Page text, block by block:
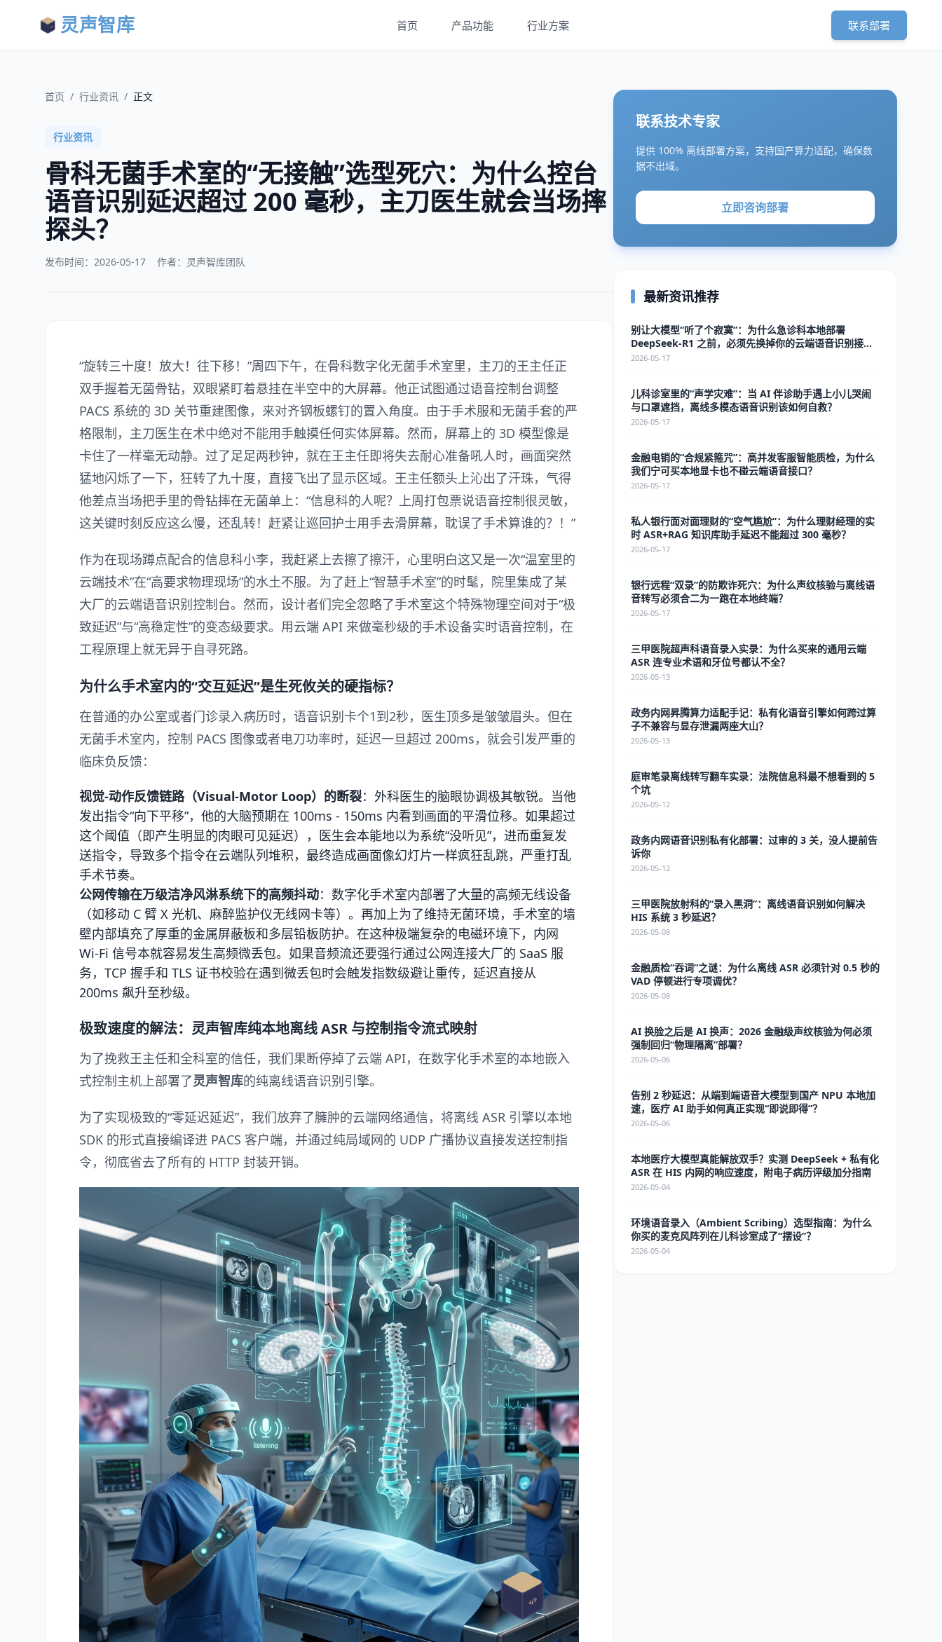
灵声智库 首页 产品功能 行业方案 联系部署
首页 / 行业资讯 / 正文
行业资讯
骨科无菌手术室的“无接触”选型死穴：为什么控台
语音识别延迟超过 200 毫秒，主刀医生就会当场摔
探头？
发布时间： 2026-05-17 作者：灵声智库团队
“旋转三十度！放大！往下移！”周四下午，在骨科数字化无菌手术室里，主刀的王主任正
双手握着无菌骨钻，双眼紧盯着悬挂在半空中的大屏幕。他正试图通过语音控制台调整
PACS 系统的 3D 关节重建图像，来对齐钢板螺钉的置入角度。由于手术服和无菌手套的严
格限制，主刀医生在术中绝对不能用手触摸任何实体屏幕。然而，屏幕上的 3D 模型像是
卡住了一样毫无动静。过了足足两秒钟，就在王主任即将失去耐心准备吼人时，画面突然
猛地闪烁了一下，狂转了九十度，直接飞出了显示区域。王主任额头上沁出了汗珠，气得
他差点当场把手里的骨钻摔在无菌单上：“信息科的人呢？上周打包票说语音控制很灵敏，
这关键时刻反应这么慢，还乱转！赶紧让巡回护士用手去滑屏幕，耽误了手术算谁的？！”
作为在现场蹲点配合的信息科小李，我赶紧上去擦了擦汗，心里明白这又是一次“温室里的
云端技术”在“高要求物理现场”的水土不服。为了赶上“智慧手术室”的时髦，院里集成了某
大厂的云端语音识别控制台。然而，设计者们完全忽略了手术室这个特殊物理空间对于“极
致延迟”与“高稳定性”的变态级要求。用云端 API 来做毫秒级的手术设备实时语音控制，在
工程原理上就无异于自寻死路。
为什么手术室内的“交互延迟”是生死攸关的硬指标？
在普通的办公室或者门诊录入病历时，语音识别卡个1到2秒，医生顶多是皱皱眉头。但在
无菌手术室内，控制 PACS 图像或者电刀功率时，延迟一旦超过 200ms，就会引发严重的
临床负反馈：
视觉-动作反馈链路（Visual-Motor Loop）的断裂：外科医生的脑眼协调极其敏锐。当他
发出指令“向下平移”，他的大脑预期在 100ms - 150ms 内看到画面的平滑位移。如果超过
这个阈值（即产生明显的肉眼可见延迟），医生会本能地以为系统“没听见”，进而重复发
送指令，导致多个指令在云端队列堆积，最终造成画面像幻灯片一样疯狂乱跳，严重打乱
手术节奏。
公网传输在万级洁净风淋系统下的高频抖动：数字化手术室内部署了大量的高频无线设备
（如移动 C 臂 X 光机、麻醉监护仪无线网卡等）。再加上为了维持无菌环境，手术室的墙
壁内部填充了厚重的金属屏蔽板和多层铅板防护。在这种极端复杂的电磁环境下，内网
Wi-Fi 信号本就容易发生高频微丢包。如果音频流还要强行通过公网连接大厂的 SaaS 服
务，TCP 握手和 TLS 证书校验在遇到微丢包时会触发指数级避让重传，延迟直接从
200ms 飙升至秒级。
极致速度的解法：灵声智库纯本地离线 ASR 与控制指令流式映射
为了挽救王主任和全科室的信任，我们果断停掉了云端 API，在数字化手术室的本地嵌入
式控制主机上部署了灵声智库的纯离线语音识别引擎。
为了实现极致的“零延迟延迟”，我们放弃了臃肿的云端网络通信，将离线 ASR 引擎以本地
SDK 的形式直接编译进 PACS 客户端，并通过纯局域网的 UDP 广播协议直接发送控制指
令，彻底省去了所有的 HTTP 封装开销。
联系技术专家
提供 100% 离线部署方案，支持国产算力适配，确保数
据不出域。
立即咨询部署
最新资讯推荐
别让大模型“听了个寂寞”：为什么急诊科本地部署
DeepSeek-R1 之前，必须先换掉你的云端语音识别接
口？
2026-05-17
儿科诊室里的“声学灾难”：当 AI 伴诊助手遇上小儿哭闹
与口罩遮挡，离线多模态语音识别该如何自救？
2026-05-17
金融电销的“合规紧箍咒”：高并发客服智能质检，为什么
我们宁可买本地显卡也不碰云端语音接口？
2026-05-17
私人银行面对面理财的“空气尴尬”：为什么理财经理的实
时 ASR+RAG 知识库助手延迟不能超过 300 毫秒？
2026-05-17
银行远程“双录”的防欺诈死穴：为什么声纹核验与离线语
音转写必须合二为一跑在本地终端？
2026-05-17
三甲医院超声科语音录入实录：为什么买来的通用云端
ASR 连专业术语和牙位号都认不全？
2026-05-13
政务内网昇腾算力适配手记：私有化语音引擎如何跨过算
子不兼容与显存泄漏两座大山？
2026-05-13
庭审笔录离线转写翻车实录：法院信息科最不想看到的 5
个坑
2026-05-12
政务内网语音识别私有化部署：过审的 3 关，没人提前告
诉你
2026-05-12
三甲医院放射科的“录入黑洞”：离线语音识别如何解决
HIS 系统 3 秒延迟？
2026-05-08
金融质检“吞词”之谜：为什么离线 ASR 必须针对 0.5 秒的
VAD 停顿进行专项调优？
2026-05-08
AI 换脸之后是 AI 换声：2026 金融级声纹核验为何必须
强制回归“物理隔离”部署？
2026-05-06
告别 2 秒延迟：从端到端语音大模型到国产 NPU 本地加
速，医疗 AI 助手如何真正实现“即说即得”？
2026-05-06
本地医疗大模型真能解放双手？实测 DeepSeek + 私有化
ASR 在 HIS 内网的响应速度，附电子病历评级加分指南
2026-05-04
环境语音录入（Ambient Scribing）选型指南：为什么
你买的麦克风阵列在儿科诊室成了“摆设”？
2026-05-04